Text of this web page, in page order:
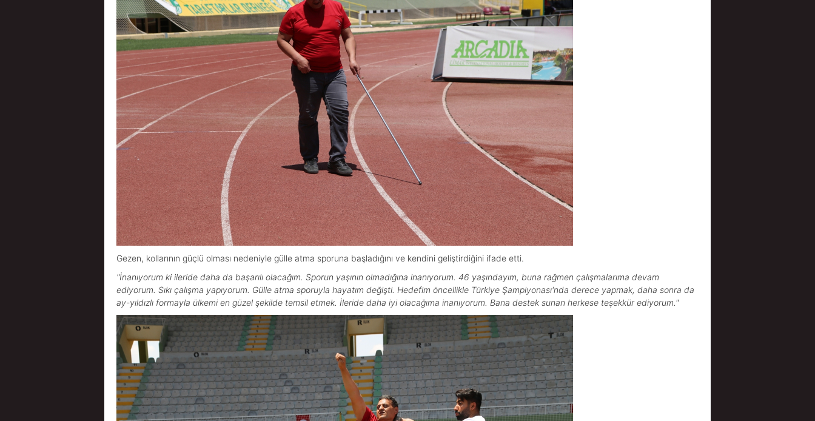
Gezen, kollarının güçlü olması nedeniyle gülle atma sporuna başladığını ve kendini geliştirdiğini ifade etti.
"İnanıyorum ki ileride daha da başarılı olacağım. Sporun yaşının olmadığına inanıyorum. 46 yaşındayım, buna rağmen çalışmalarıma devam
ediyorum. Sıkı çalışma yapıyorum. Gülle atma sporuyla hayatım değişti. Hedefim öncellikle Türkiye Şampiyonası'nda derece yapmak, daha sonra da
ay-yıldızlı formayla ülkemi en güzel şekilde temsil etmek. İleride daha iyi olacağıma inanıyorum. Bana destek sunan herkese teşekkür ediyorum."